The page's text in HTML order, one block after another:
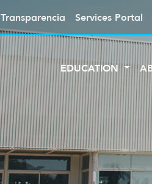
Transparencia Services Portal
EDUCATION